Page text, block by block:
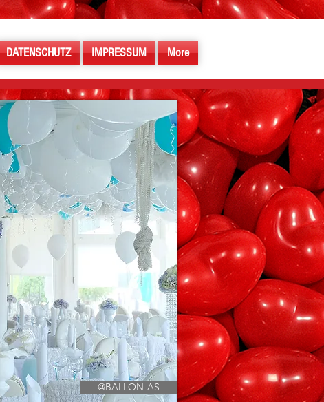
DATENSCHUTZ IMPRESSUM More
@BALLON-AS